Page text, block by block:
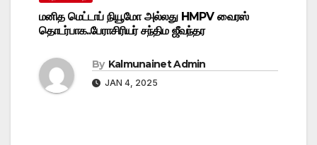
மனித மெட்டாப் நியூமோ அல்லது HMPV வைரஸ்
தொடர்பாக..பேராசிரியர் சந்திம ஜீவந்தர
By Kalmunainet Admin
JAN 4, 2025